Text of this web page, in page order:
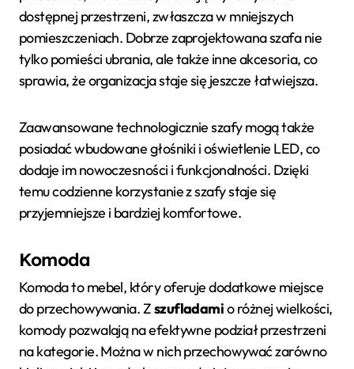
dostępnej przestrzeni, zwłaszcza w mniejszych
pomieszczeniach. Dobrze zaprojektowana szafa nie
tylko pomieści ubrania, ale także inne akcesoria, co
sprawia, że organizacja staje się jeszcze łatwiejsza.
Zaawansowane technologicznie szafy mogą także
posiadać wbudowane głośniki i oświetlenie LED, co
dodaje im nowoczesności i funkcjonalności. Dzięki
temu codzienne korzystanie z szafy staje się
przyjemniejsze i bardziej komfortowe.
Komoda
Komoda to mebel, który oferuje dodatkowe miejsce
do przechowywania. Zszufladamio różnej wielkości,
komody pozwalają na efektywne podział przestrzeni
na kategorie. Można w nich przechowywać zarówno